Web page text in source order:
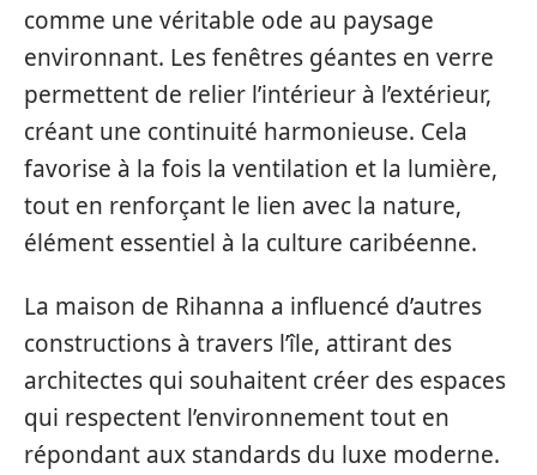
comme une véritable ode au paysage
environnant. Les fenêtres géantes en verre
permettent de relier l’intérieur à l’extérieur,
créant une continuité harmonieuse. Cela
favorise à la fois la ventilation et la lumière,
tout en renforçant le lien avec la nature,
élément essentiel à la culture caribéenne.
La maison de Rihanna a influencé d’autres
constructions à travers l’île, attirant des
architectes qui souhaitent créer des espaces
qui respectent l’environnement tout en
répondant aux standards du luxe moderne.